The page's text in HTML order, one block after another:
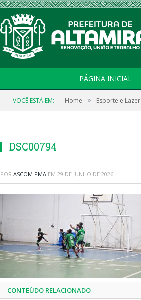
PÁGINA INICIAL
VOCÊ ESTÁ EM: Home » Esporte e Lazer
DSC00794
POR ASCOM PMA EM 29 DE JUNHO DE 2026
CONTEÚDO RELACIONADO